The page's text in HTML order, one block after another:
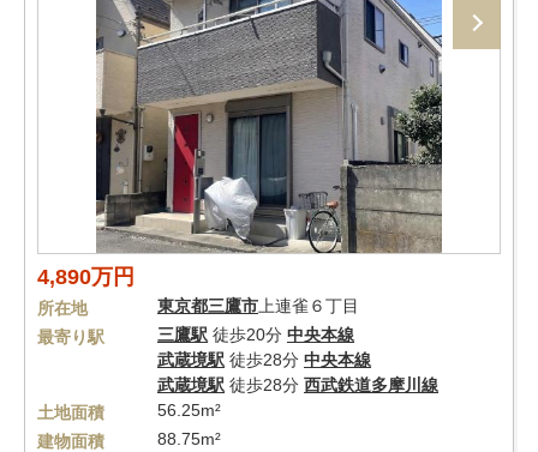
4,890万円
所在地 東京都三鷹市 上連雀６丁目
最寄り駅
三鷹駅 徒歩20分 中央本線
武蔵境駅 徒歩28分 中央本線
武蔵境駅 徒歩28分 西武鉄道多摩川線
土地面積
56.25m²
建物面積
88.75m²